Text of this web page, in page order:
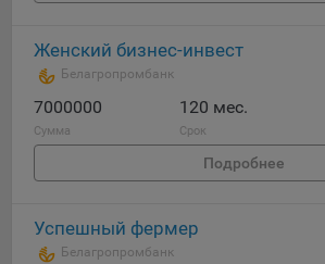
Женский бизнес-инвест
Белагропромбанк
7000000
Сумма
120 мес.
Срок
Подробнее
Успешный фермер
Белагропромбанк